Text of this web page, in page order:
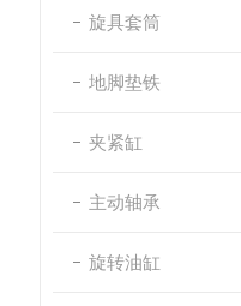
旋具套筒
地脚垫铁
夹紧缸
主动轴承
旋转油缸